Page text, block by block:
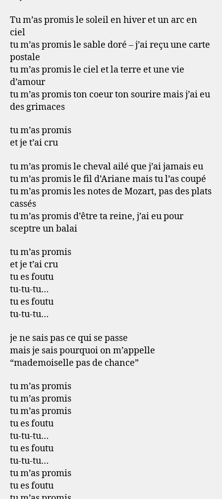
Tu m’as promis le soleil en hiver et un arc en
ciel
tu m’as promis le sable doré – j’ai reçu une carte
postale
tu m’as promis le ciel et la terre et une vie
d’amour
tu m’as promis ton coeur ton sourire mais j’ai eu
des grimaces
tu m’as promis
et je t’ai cru
tu m’as promis le cheval ailé que j’ai jamais eu
tu m’as promis le fil d’Ariane mais tu l’as coupé
tu m’as promis les notes de Mozart, pas des plats
cassés
tu m’as promis d’être ta reine, j’ai eu pour
sceptre un balai
tu m’as promis
et je t’ai cru
tu es foutu
tu-tu-tu…
tu es foutu
tu-tu-tu…
je ne sais pas ce qui se passe
mais je sais pourquoi on m’appelle
“mademoiselle pas de chance”
tu m’as promis
tu m’as promis
tu m’as promis
tu es foutu
tu-tu-tu…
tu es foutu
tu-tu-tu…
tu m’as promis
tu es foutu